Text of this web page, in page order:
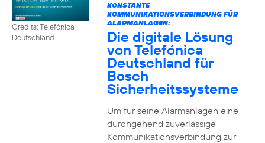
Credits: Telefónica
Deutschland
KONSTANTE
KOMMUNIKATIONSVERBINDUNG FÜR
ALARMANLAGEN:
Die digitale Lösung
von Telefónica
Deutschland für
Bosch
Sicherheitssysteme
Um für seine Alarmanlagen eine
durchgehend zuverlässige
Kommunikationsverbindung zur